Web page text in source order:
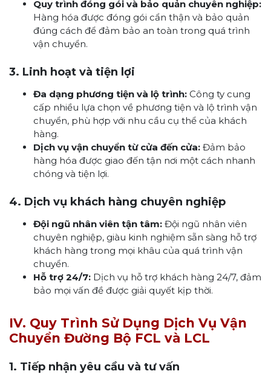
Quy trình đóng gói và bảo quản chuyên nghiệp:
Hàng hóa được đóng gói cẩn thận và bảo quản
đúng cách để đảm bảo an toàn trong quá trình
vận chuyển.
3. Linh hoạt và tiện lợi
Đa dạng phương tiện và lộ trình: Công ty cung
cấp nhiều lựa chọn về phương tiện và lộ trình vận
chuyển, phù hợp với nhu cầu cụ thể của khách
hàng.
Dịch vụ vận chuyển từ cửa đến cửa: Đảm bảo
hàng hóa được giao đến tận nơi một cách nhanh
chóng và tiện lợi.
4. Dịch vụ khách hàng chuyên nghiệp
Đội ngũ nhân viên tận tâm: Đội ngũ nhân viên
chuyên nghiệp, giàu kinh nghiệm sẵn sàng hỗ trợ
khách hàng trong mọi khâu của quá trình vận
chuyển.
Hỗ trợ 24/7: Dịch vụ hỗ trợ khách hàng 24/7, đảm
bảo mọi vấn đề được giải quyết kịp thời.
IV. Quy Trình Sử Dụng Dịch Vụ Vận
Chuyển Đường Bộ FCL và LCL
1. Tiếp nhận yêu cầu và tư vấn